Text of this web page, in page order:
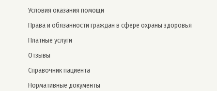
Условия оказания помощи
Права и обязанности граждан в сфере охраны здоровья
Платные услуги
Отзывы
Справочник пациента
Нормативные документы